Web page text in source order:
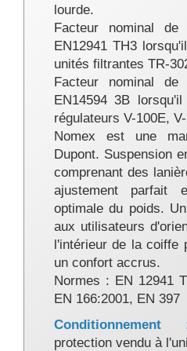
lourde.
Facteur nominal
EN12941 TH3
unités filtrantes TR-
Facteur nominal
EN14594 3B
régulateurs V-100E,
Nomex est une
Dupont. Suspension
comprenant des
ajustement parfait
optimale du poids.
aux utilisateurs
l'intérieur de la coiffe
un confort accrus.
Normes : EN 12941
EN 166:2001, EN 397
protection vendu à